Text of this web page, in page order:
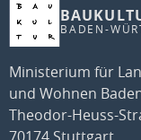
BADEN-
Ministerium für
und Wohnen
Theodor-Heuss-